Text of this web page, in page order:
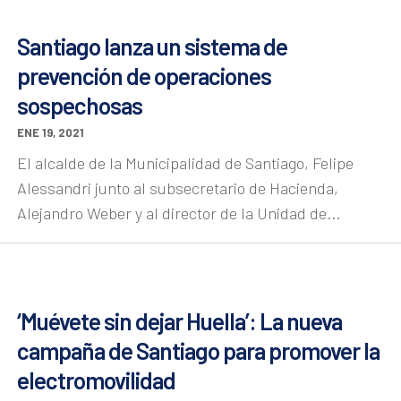
Santiago lanza un sistema de
prevención de operaciones
sospechosas
ENE 19, 2021
El alcalde de la Municipalidad de Santiago, Felipe
Alessandri junto al subsecretario de Hacienda,
Alejandro Weber y al director de la Unidad de...
‘Muévete sin dejar Huella’: La nueva
campaña de Santiago para promover la
electromovilidad